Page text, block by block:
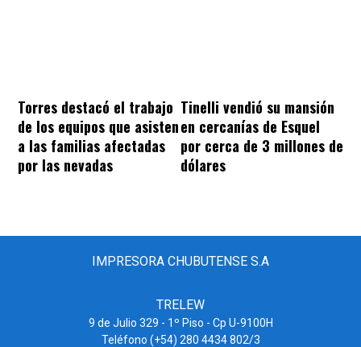
Torres destacó el trabajo
de los equipos que asisten
a las familias afectadas
por las nevadas
Tinelli vendió su mansión
en cercanías de Esquel
por cerca de 3 millones de
dólares
IMPRESORA CHUBUTENSE S.A
TRELEW
9 de Julio 329 - 1º Piso - Cp U-9100H
Teléfono (+54) 280 4434 802/3